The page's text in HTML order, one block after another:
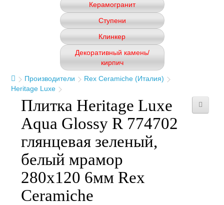
Керамогранит
Ступени
Клинкер
Декоративный камень/
кирпич
Производители
Rex Ceramiche (Италия)
Heritage Luxe
Плитка Heritage Luxe
Aqua Glossy R 774702
глянцевая зеленый,
белый мрамор
280x120 6мм Rex
Ceramiche